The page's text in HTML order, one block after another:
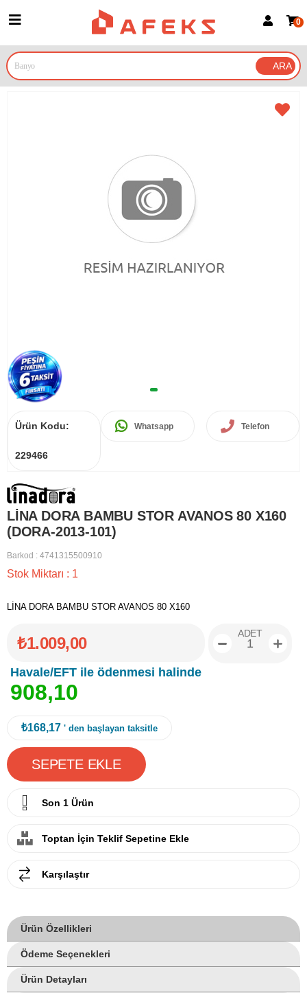
Google İle Bağlan
0
Ürün Kodu:
229466
Whatsapp Telefon
LİNA DORA BAMBU STOR AVANOS 80 X160
(DORA-2013-101)
Barkod : 4741315500910
Stok Miktarı : 1
LİNA DORA BAMBU STOR AVANOS 80 X160
₺1.009,00
Havale/EFT ile ödenmesi halinde
908,10
ADET
₺168,17 ' den başlayan taksitle
Son 1 Ürün
Toptan İçin Teklif Sepetine Ekle
Karşılaştır
Ürün Özellikleri
Ödeme Seçenekleri
Ürün Detayları